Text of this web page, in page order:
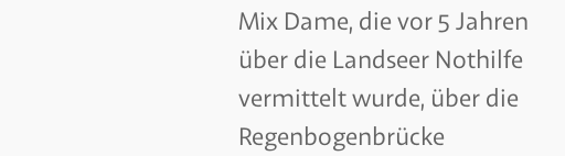
Mix Dame, die vor 5 Jahren
über die Landseer Nothilfe
vermittelt wurde, über die
Regenbogenbrücke